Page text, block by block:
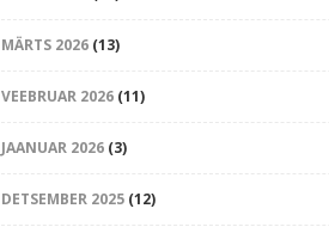
MÄRTS 2026(13)
VEEBRUAR 2026(11)
JAANUAR 2026(3)
DETSEMBER 2025(12)